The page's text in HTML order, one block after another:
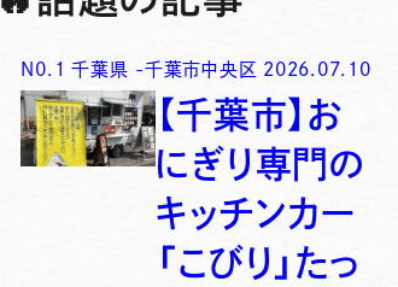
N0. 1 千葉県 -千葉市中央区 2026.07.10
【千葉市】お
にぎり専門の
キッチンカー
「こびり」たっ